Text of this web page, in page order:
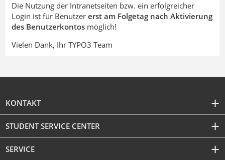
Die Nutzung der Intranetseiten bzw. ein erfolgreicher
Login ist für Benutzer erst am Folgetag nach Aktivierung
des Benutzerkontosmöglich!
Vielen Dank, Ihr TYPO3 Team
KONTAKT
STUDENT SERVICE CENTER
SERVICE